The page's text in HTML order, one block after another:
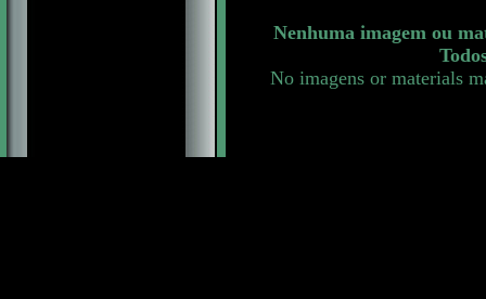
Nenhuma imagem ou
No imagens or materials